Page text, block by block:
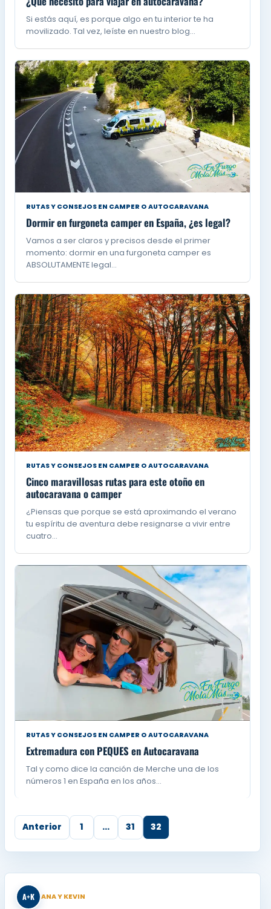
Si estás aquí, es porque algo en tu interior te ha
movilizado. Tal vez, leíste en nuestro blog…
RUTAS Y CONSEJOS EN CAMPER O AUTOCARAVANA
Dormir en furgoneta camper en España, ¿es legal?
Vamos a ser claros y precisos desde el primer
momento: dormir en una furgoneta camper es
ABSOLUTAMENTE legal…
RUTAS Y CONSEJOS EN CAMPER O AUTOCARAVANA
Cinco maravillosas rutas para este otoño en
autocaravana o camper
¿Piensas que porque se está aproximando el verano
tu espíritu de aventura debe resignarse a vivir entre
cuatro…
RUTAS Y CONSEJOS EN CAMPER O AUTOCARAVANA
Extremadura con PEQUES en Autocaravana
Tal y como dice la canción de Merche una de los
números 1 en España en los años…
Anterior 1 … 31 32
A+K ANA Y KEVIN